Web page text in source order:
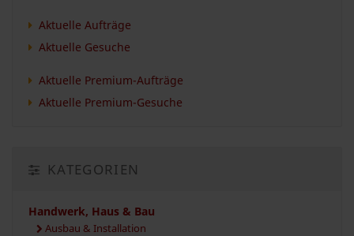
Aktuelle Aufträge
Aktuelle Gesuche
Aktuelle Premium-Aufträge
Aktuelle Premium-Gesuche
KATEGORIEN
Handwerk, Haus & Bau
Ausbau & Installation